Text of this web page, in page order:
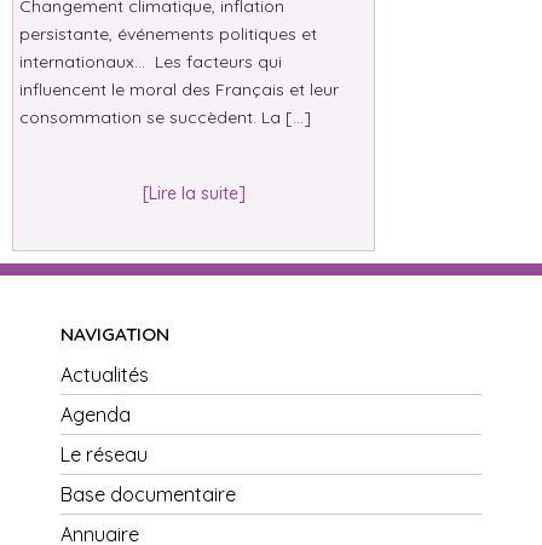
Changement climatique, inflation
persistante, événements politiques et
internationaux… Les facteurs qui
influencent le moral des Français et leur
consommation se succèdent. La […]
[Lire la suite]
NAVIGATION
Actualités
Agenda
Le réseau
Base documentaire
Annuaire